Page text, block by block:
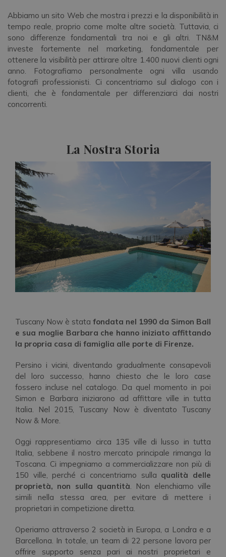
Abbiamo un sito Web che mostra i prezzi e la disponibilità in
tempo reale, proprio come molte altre società. Tuttavia, ci
sono differenze fondamentali tra noi e gli altri. TN&M
investe fortemente nel marketing, fondamentale per
ottenere la visibilità per attirare oltre 1.400 nuovi clienti ogni
anno. Fotografiamo personalmente ogni villa usando
fotografi professionisti. Ci concentriamo sul dialogo con i
clienti, che è fondamentale per differenziarci dai nostri
concorrenti.
La Nostra Storia
Tuscany Now è stata fondata nel 1990 da Simon Ball
e sua moglie Barbara che hanno iniziato affittando
la propria casa di famiglia alle porte di Firenze.
Persino i vicini, diventando gradualmente consapevoli
del loro successo, hanno chiesto che le loro case
fossero incluse nel catalogo. Da quel momento in poi
Simon e Barbara iniziarono ad affittare ville in tutta
Italia. Nel 2015, Tuscany Now è diventato Tuscany
Now & More.
Oggi rappresentiamo circa 135 ville di lusso in tutta
Italia, sebbene il nostro mercato principale rimanga la
Toscana. Ci impegniamo a commercializzare non più di
150 ville, perché ci concentriamo sulla qualità delle
proprietà, non sulla quantità. Non elenchiamo ville
simili nella stessa area, per evitare di mettere i
proprietari in competizione diretta.
Operiamo attraverso 2 società in Europa, a Londra e a
Barcellona. In totale, un team di 22 persone lavora per
offrire supporto senza pari ai nostri proprietari e